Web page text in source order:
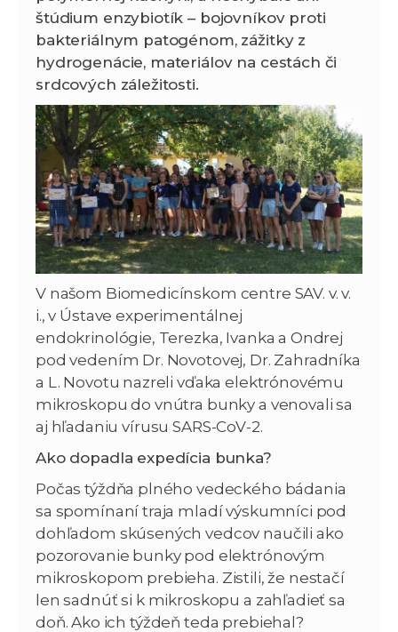
štúdium enzybiotík – bojovníkov proti
bakteriálnym patogénom, zážitky z
hydrogenácie, materiálov na cestách či
srdcových záležitosti.
V našom Biomedicínskom centre SAV. v. v.
i., v Ústave experimentálnej
endokrinológie, Terezka, Ivanka a Ondrej
pod vedením Dr. Novotovej, Dr. Zahradníka
a L. Novotu nazreli vďaka elektrónovému
mikroskopu do vnútra bunky a venovali sa
aj hľadaniu vírusu SARS-CoV-2.
Ako dopadla expedícia bunka?
Počas týždňa plného vedeckého bádania
sa spomínaní traja mladí výskumníci pod
dohľadom skúsených vedcov naučili ako
pozorovanie bunky pod elektrónovým
mikroskopom prebieha. Zistili, že nestačí
len sadnúť si k mikroskopu a zahľadieť sa
doň. Ako ich týždeň teda prebiehal?